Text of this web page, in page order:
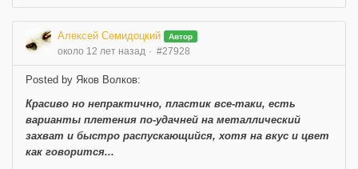
Алексей Семидоцкий Автор
около 12 лет назад #27928
Posted by Яков Волков:
Красиво но непрактично, пластик все-таки, есть
варианты плетения по-удачней на металлический
захват и быстро распускающийся, хотя на вкус и цвет
как говорится...